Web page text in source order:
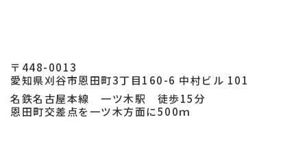
〒448-0013
愛知県刈谷市恩田町3丁目160-6 中村ビル 101
名鉄名古屋本線 一ツ木駅 徒歩15分
恩田町交差点を一ツ木方面に500ｍ